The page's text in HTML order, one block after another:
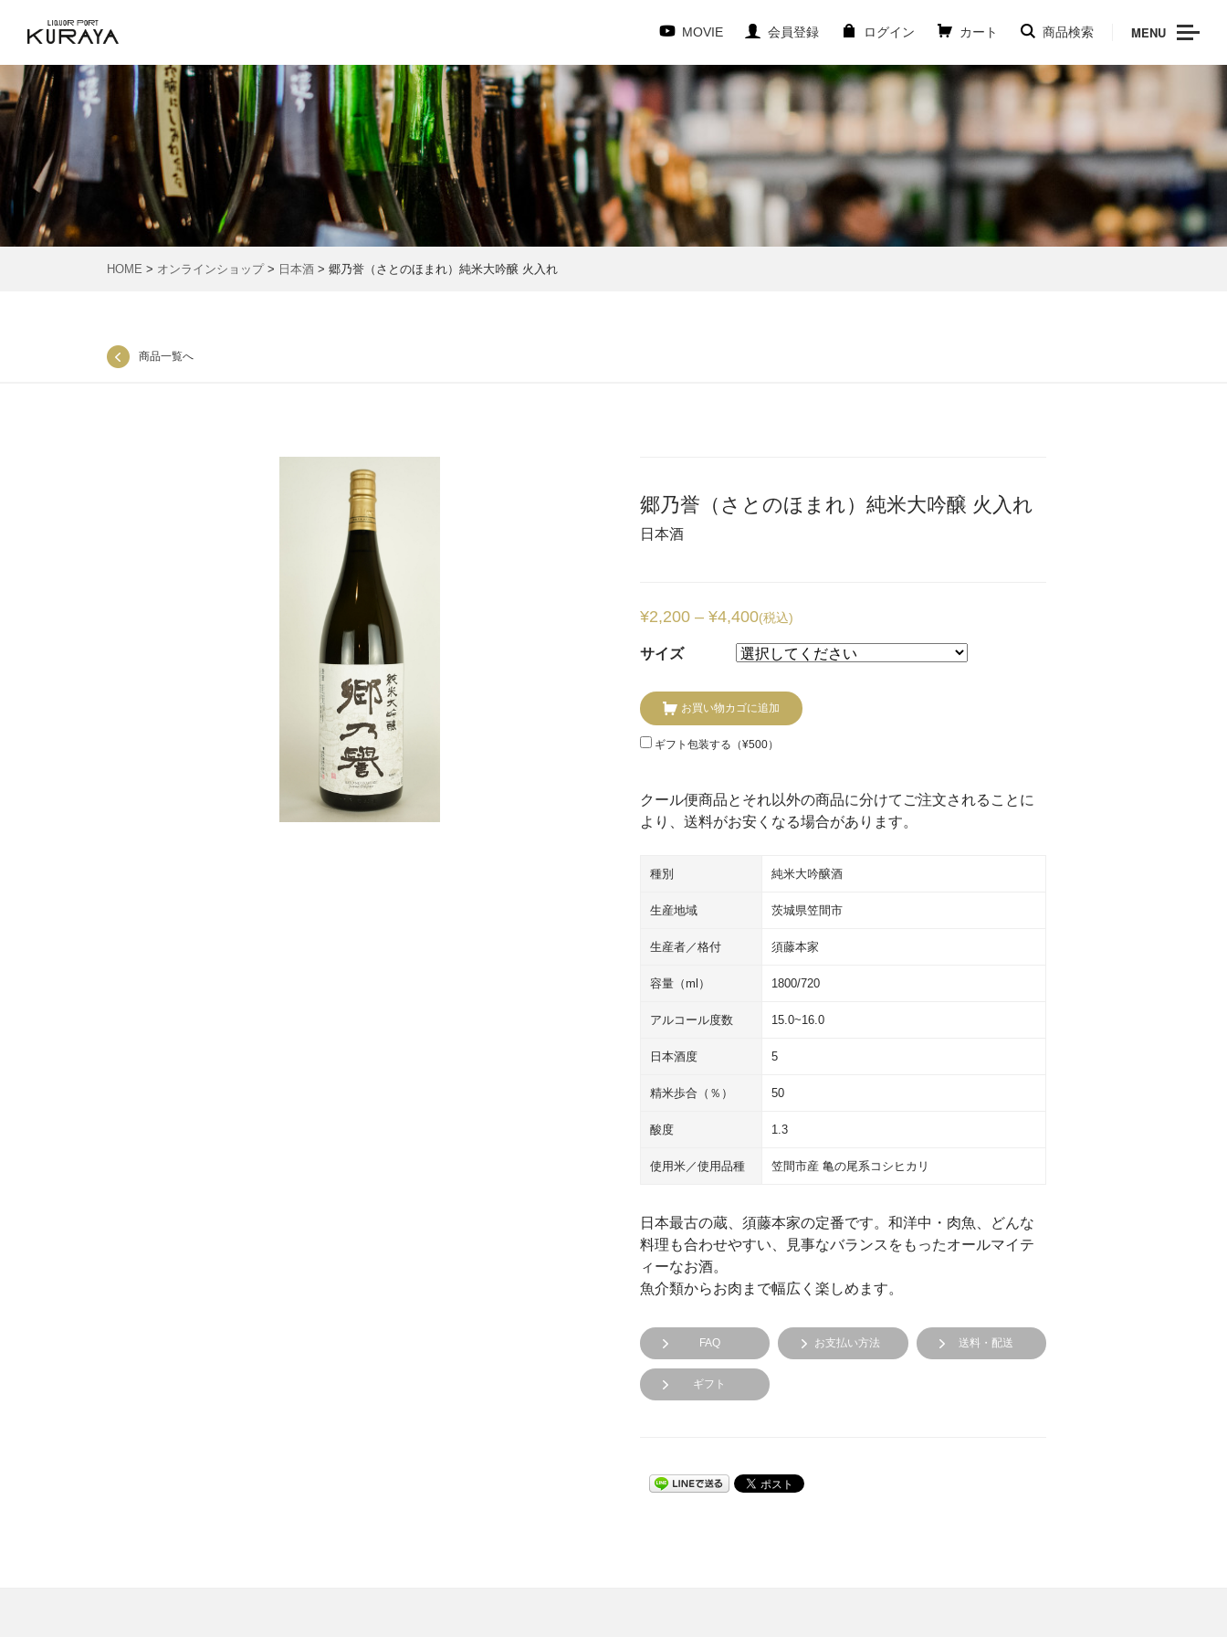
MOVIE 会員登録 ログイン カート 商品検索 MENU
HOME > オンラインショップ> 日本酒 > 郷乃誉（さとのほまれ）純米大吟醸 火入れ
商品一覧へ
郷乃誉（さとのほまれ）純米大吟醸 火入れ
日本酒
¥2,200 – ¥4,400(税込)
サイズ
お買い物カゴに追加
ギフト包装する（¥500）
クール便商品とそれ以外の商品に分けてご注文されることに
より、送料がお安くなる場合があります。
種別 純米大吟醸酒
生産地域 茨城県笠間市
生産者／格付 須藤本家
容量（ml） 1800/720
アルコール度数 15.0~16.0
日本酒度 5
精米歩合（％） 50
酸度 1.3
使用米／使用品種 笠間市産 亀の尾系コシヒカリ
日本最古の蔵、須藤本家の定番です。和洋中・肉魚、どんな
料理も合わせやすい、見事なバランスをもったオールマイテ
ィーなお酒。
魚介類からお肉まで幅広く楽しめます。
FAQ お支払い方法 送料・配送
ギフト